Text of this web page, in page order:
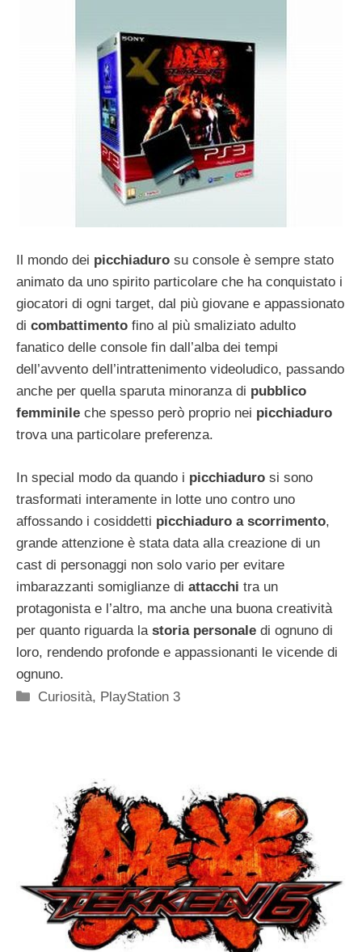
Il mondo dei picchiaduro su console è sempre stato
animato da uno spirito particolare che ha conquistato i
giocatori di ogni target, dal più giovane e appassionato
di combattimento fino al più smaliziato adulto
fanatico delle console fin dall’alba dei tempi
dell’avvento dell’intrattenimento videoludico, passando
anche per quella sparuta minoranza di pubblico
femminile che spesso però proprio nei picchiaduro
trova una particolare preferenza.
In special modo da quando i picchiaduro si sono
trasformati interamente in lotte uno contro uno
affossando i cosiddetti picchiaduro a scorrimento,
grande attenzione è stata data alla creazione di un
cast di personaggi non solo vario per evitare
imbarazzanti somiglianze di attacchi tra un
protagonista e l’altro, ma anche una buona creatività
per quanto riguarda la storia personale di ognuno di
loro, rendendo profonde e appassionanti le vicende di
ognuno.
Categorie
Curiosità, PlayStation 3